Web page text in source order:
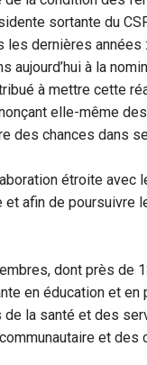
sortante du
les dernières
à la
à mettre cette
elle-même
des chances dans
étroite
afin de poursuivre
dont près de
en éducation et
la santé et des
et des